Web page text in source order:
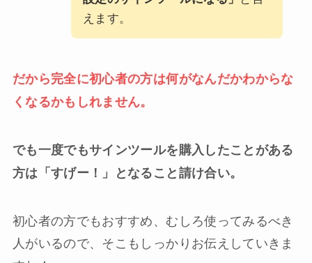
えます。
だから完全に初心者の方は何がなんだかわからな
くなるかもしれません。
でも一度でもサインツールを購入したことがある
方は「すげー！」となること請け合い。
初心者の方でもおすすめ、むしろ使ってみるべき
人がいるので、そこもしっかりお伝えしていきま